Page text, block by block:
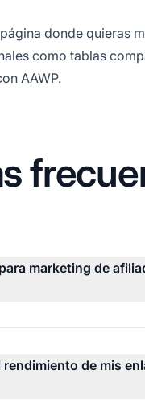
donde quieras
como tablas
AAWP.
marketing de
de mis